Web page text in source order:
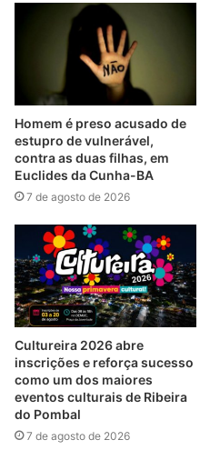
Homem é preso acusado de
estupro de vulnerável,
contra as duas filhas, em
Euclides da Cunha-BA
7 de agosto de 2026
Cultureira 2026 abre
inscrições e reforça sucesso
como um dos maiores
eventos culturais de Ribeira
do Pombal
7 de agosto de 2026